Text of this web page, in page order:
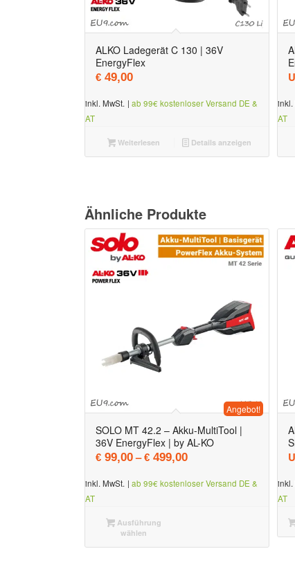
ALKO Ladegerät C 130 | 36V
EnergyFlex
€ 49,00
inkl. MwSt. | ab 99€ kostenloser Versand DE &
AT
Weiterlesen Details anzeigen
inkl.
AT
Ähnliche Produkte
SOLO MT 42.2 – Akku-MultiTool |
36V EnergyFlex | by AL-KO
€ 99,00–€ 499,00
Angebot!
inkl. MwSt. | ab 99€ kostenloser Versand DE &
AT
Ausführung
wählen
inkl.
AT